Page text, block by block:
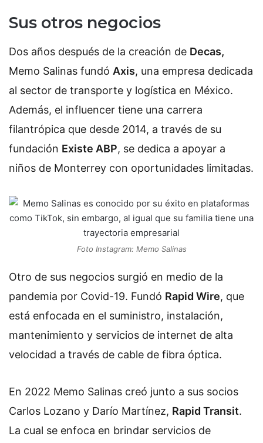
Sus otros negocios
Dos años después de la creación de Decas,
Memo Salinas fundó Axis, una empresa dedicada
al sector de transporte y logística en México.
Además, el influencer tiene una carrera
filantrópica que desde 2014, a través de su
fundación Existe ABP, se dedica a apoyar a
niños de Monterrey con oportunidades limitadas.
Foto Instagram: Memo Salinas
Otro de sus negocios surgió en medio de la
pandemia por Covid-19. Fundó Rapid Wire, que
está enfocada en el suministro, instalación,
mantenimiento y servicios de internet de alta
velocidad a través de cable de fibra óptica.
En 2022 Memo Salinas creó junto a sus socios
Carlos Lozano y Darío Martínez, Rapid Transit.
La cual se enfoca en brindar servicios de